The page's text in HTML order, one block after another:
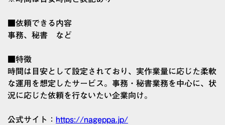
■依頼できる内容
事務、秘書 など
■特徴
時間は目安として設定されており、実作業量に応じた柔軟
な運用を想定したサービス。事務・秘書業務を中心に、状
況に応じた依頼を行ないたい企業向け。
公式サイト： https://nageppa.jp/